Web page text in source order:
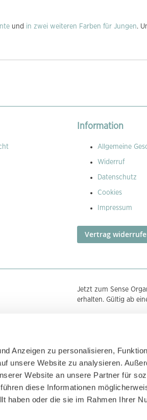
Anzeigen zu personalisieren,
unsere Website zu analysieren.
Website an unsere Partner für
diese Informationen
haben oder die sie im Rahmen Ihrer
und in zwei weiteren Farben für Jungen.
Information
Allgemeine
Widerruf
Datenschutz
Cookies
Impressum
Vertrag
Jetzt zum Sense
erhalten. Gültig ab